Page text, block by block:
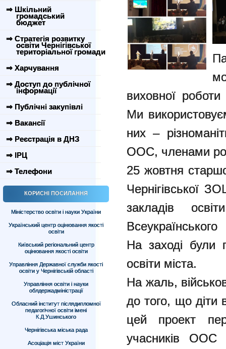
⇒ Шкільний
громадський
бюджет
⇒ Стратегія розвитку
освіти Чернігівської
територіальної громади
⇒ Харчування
⇒ Доступ до публічної
інформації
⇒ Публічні закупівлі
⇒ Вакансії
⇒ Реєстрація в ДНЗ
⇒ ІРЦ
⇒ Телефони
КОРИСНІ ПОСИЛАННЯ
Міністерство освіти і науки України
Український центр оцінювання якості
освіти
Київський регіональний центр
оцінювання якості освіти
Управління Державної служби якості
освіти у Чернігівській області
Управління освіти і науки
облдержадміністрації
Обласний інститут післядипломної
педагогічної освіти імені
К.Д.Ушинського
Чернігівська міська рада
Асоціація міст України
виховної
Ми
них –
ООС, членами
25 жовтня
Чернігівської
закладів
На заході були
освіти міста.
На жаль,
до того, що діти
цей проект
учасників ООС